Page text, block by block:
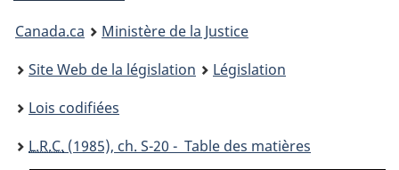
You
are
here:
Canada.ca
Ministère de la Justice
Site Web de la législation
Législation
Lois codifiées
L.R.C. (1985), ch. S-20 - Table des matières